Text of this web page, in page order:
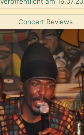
veröffentlicht am
Concert Reviews